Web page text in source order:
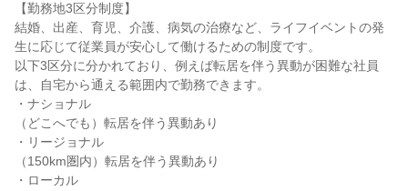
【勤務地3区分制度】
結婚、出産、育児、介護、病気の治療など、ライフイベントの発
生に応じて従業員が安心して働けるための制度です。
以下3区分に分かれており、例えば転居を伴う異動が困難な社員
は、自宅から通える範囲内で勤務できます。
・ナショナル
（どこへでも）転居を伴う異動あり
・リージョナル
（150km圏内）転居を伴う異動あり
・ローカル